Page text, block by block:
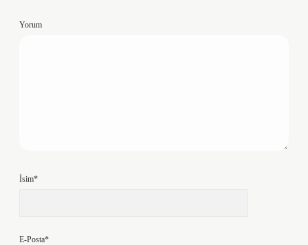
Yorum
İsim*
E-Posta*